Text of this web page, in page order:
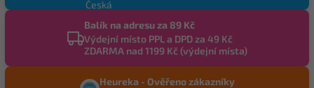
Balík na adresu za 89 Kč
Výdejní místo PPL a DPD za 49 Kč
ZDARMA nad 1199 Kč (výdejní místa)
Heureka - Ověřeno zákazníky